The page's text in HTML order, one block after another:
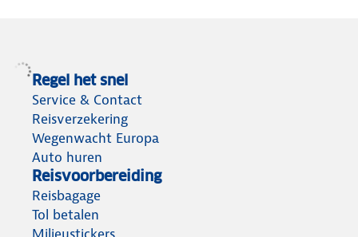
Regel het snel
Service & Contact
Reisverzekering
Wegenwacht Europa
Auto huren
Reisvoorbereiding
Reisbagage
Tol betalen